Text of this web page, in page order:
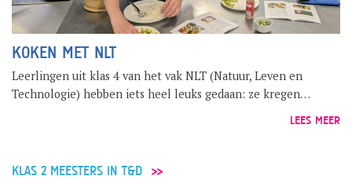
KOKEN MET NLT
Leerlingen uit klas 4 van het vak NLT (Natuur, Leven en
Technologie) hebben iets heel leuks gedaan: ze kregen…
LEES MEER
KLAS 2 MEESTERS IN T&D